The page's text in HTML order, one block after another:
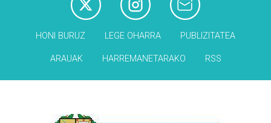
HONI BURUZ LEGE OHARRA PUBLIZITATEA
ARAUAK HARREMANETARAKO RSS